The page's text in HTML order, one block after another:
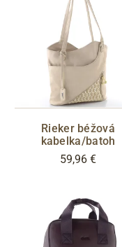
Rieker béžová
kabelka/batoh
59,96 €